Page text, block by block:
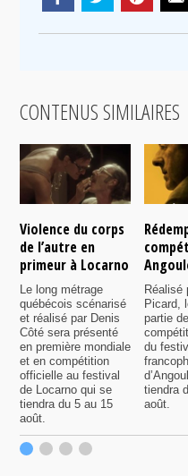
CONTENUS SIMILAIRES
Violence du corps
de l’autre en
primeur à Locarno
Le long métrage
québécois scénarisé
et réalisé par Denis
Côté sera présenté
en première mondiale
et en compétition
officielle au festival
de Locarno qui se
tiendra du 5 au 15
août.
Réalisé
Picard,
partie
du
tiendra
août.